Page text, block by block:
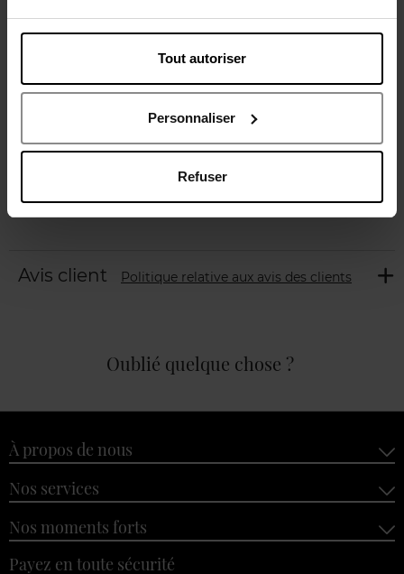
Tout autoriser
Personnaliser
Refuser
Description
Caractéristiques
Avis client Politique relative aux avis des clients
Oublié quelque chose ?
À propos de nous
Nos services
Nos moments forts
Payez en toute sécurité